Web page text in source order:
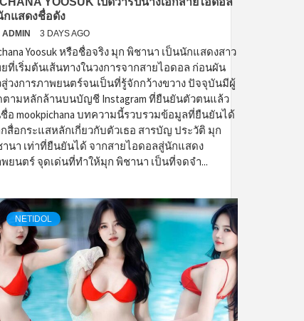
กแสดงชื่อดัง
ADMIN 3 DAYS AGO
Yoosuk หรือชื่อจริง มุก พิชานา เป็นนักแสดงสาว
ที่เริ่มต้นเส้นทางในวงการจากสายไอดอล ก่อนผัน
วงการภาพยนตร์จนเป็นที่รู้จักกว้างขวาง ปัจจุบันมีผู้
ามหลักล้านบนบัญชี Instagram ที่ยืนยันตัวตนแล้ว
อ mookpichana บทความนี้รวบรวมข้อมูลที่ยืนยันได้
สื่อกระแสหลักเกี่ยวกับตัวเธอ สารบัญ ประวัติ มุก
นา เท่าที่ยืนยันได้ จากสายไอดอลสู่นักแสดง
ยนตร์ จุดเด่นที่ทำให้มุก พิชานา เป็นที่จดจำ...
NETIDOL